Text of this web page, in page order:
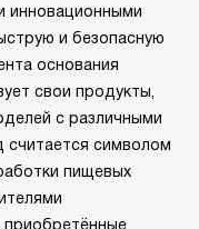
инновационными
и безопасную
основания
свои продукты,
с различными
символом
пищевых